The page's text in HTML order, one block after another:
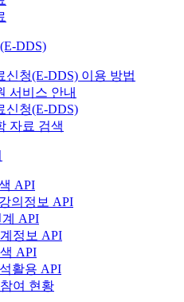
DDS)
신청(E-DDS) 이용 방법
서비스 안내
신청(E-DDS)
자료 검색
API
의정보 API
API
정보 API
API
활용 API
여 현황